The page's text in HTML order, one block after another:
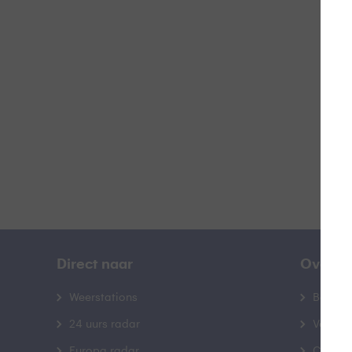
Direct naar
Weerstations
24 uurs radar
Over